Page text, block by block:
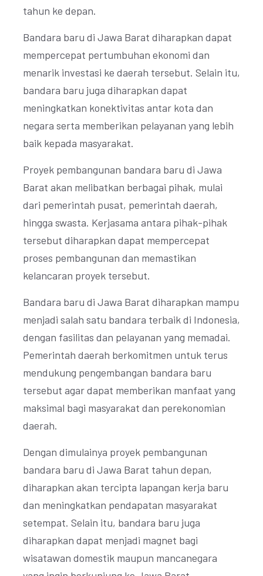
tahun ke depan.
Bandara baru di Jawa Barat diharapkan dapat
mempercepat pertumbuhan ekonomi dan
menarik investasi ke daerah tersebut. Selain itu,
bandara baru juga diharapkan dapat
meningkatkan konektivitas antar kota dan
negara serta memberikan pelayanan yang lebih
baik kepada masyarakat.
Proyek pembangunan bandara baru di Jawa
Barat akan melibatkan berbagai pihak, mulai
dari pemerintah pusat, pemerintah daerah,
hingga swasta. Kerjasama antara pihak-pihak
tersebut diharapkan dapat mempercepat
proses pembangunan dan memastikan
kelancaran proyek tersebut.
Bandara baru di Jawa Barat diharapkan mampu
menjadi salah satu bandara terbaik di Indonesia,
dengan fasilitas dan pelayanan yang memadai.
Pemerintah daerah berkomitmen untuk terus
mendukung pengembangan bandara baru
tersebut agar dapat memberikan manfaat yang
maksimal bagi masyarakat dan perekonomian
daerah.
Dengan dimulainya proyek pembangunan
bandara baru di Jawa Barat tahun depan,
diharapkan akan tercipta lapangan kerja baru
dan meningkatkan pendapatan masyarakat
setempat. Selain itu, bandara baru juga
diharapkan dapat menjadi magnet bagi
wisatawan domestik maupun mancanegara